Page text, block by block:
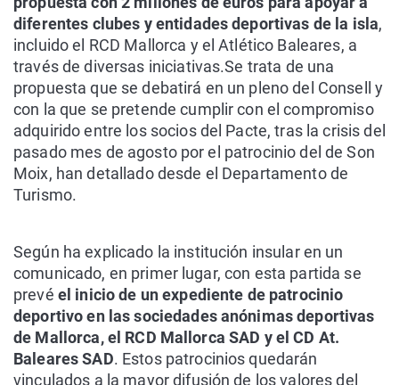
diferentes clubes y entidades deportivas de la isla,
incluido el RCD Mallorca y el Atlético Baleares, a
través de diversas iniciativas.Se trata de una
propuesta que se debatirá en un pleno del Consell y
con la que se pretende cumplir con el compromiso
adquirido entre los socios del Pacte, tras la crisis del
pasado mes de agosto por el patrocinio del de Son
Moix, han detallado desde el Departamento de
Turismo.
Según ha explicado la institución insular en un
comunicado, en primer lugar, con esta partida se
prevé el inicio de un expediente de patrocinio
deportivo en las sociedades anónimas deportivas
de Mallorca, el RCD Mallorca SAD y el CD At.
Baleares SAD. Estos patrocinios quedarán
vinculados a la mayor difusión de los valores del